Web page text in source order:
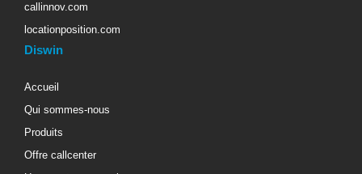
callinnov.com
locationposition.com
Diswin
Accueil
Qui sommes-nous
Produits
Offre callcenter